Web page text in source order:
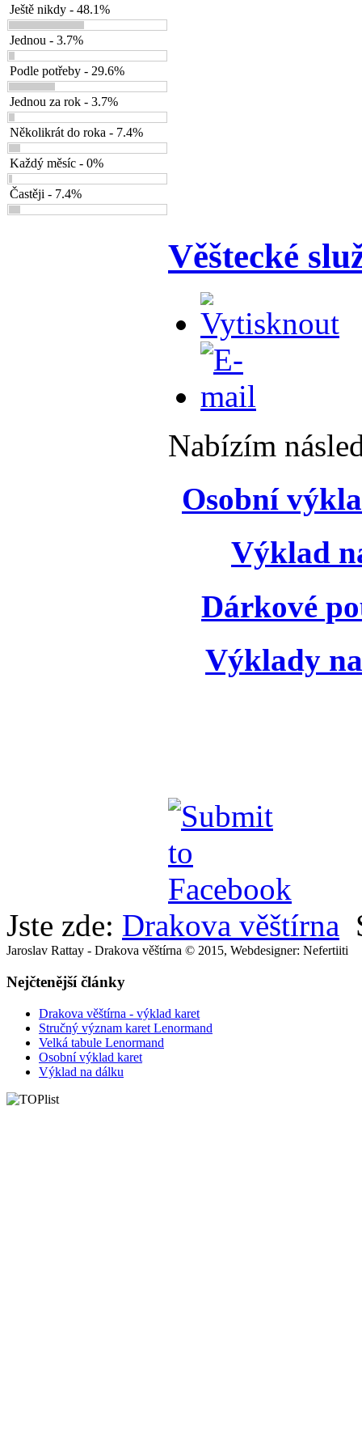
Ještě nikdy - 48.1%
Jednou - 3.7%
Podle potřeby - 29.6%
Jednou za rok - 3.7%
Několikrát do roka - 7.4%
Každý měsíc - 0%
Častěji - 7.4%
Věštecké
Nabízím
Osobní
Výklad
Dárkové
Výklady
Jste zde: Drakova věštírna
Jaroslav Rattay - Drakova věštírna © 2015, Webdesigner: Nefertiiti
Nejčtenější články
Drakova věštírna - výklad karet
Stručný význam karet Lenormand
Velká tabule Lenormand
Osobní výklad karet
Výklad na dálku